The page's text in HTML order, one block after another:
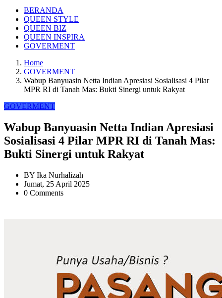
BERANDA
QUEEN STYLE
QUEEN BIZ
QUEEN INSPIRA
GOVERMENT
Home
GOVERMENT
Wabup Banyuasin Netta Indian Apresiasi Sosialisasi 4 Pilar
MPR RI di Tanah Mas: Bukti Sinergi untuk Rakyat
GOVERMENT
Wabup Banyuasin Netta Indian Apresiasi
Sosialisasi 4 Pilar MPR RI di Tanah Mas:
Bukti Sinergi untuk Rakyat
BY Ika Nurhalizah
Jumat, 25 April 2025
0 Comments